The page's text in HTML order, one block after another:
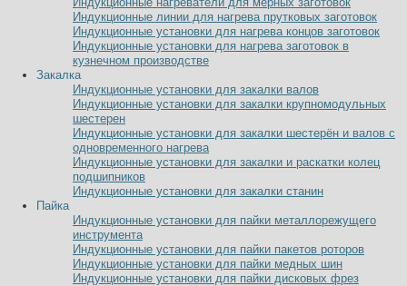
Индукционные линии для нагрева прутковых заготовок
Индукционные установки для нагрева концов заготовок
Индукционные установки для нагрева заготовок в
кузнечном производстве
Закалка
Индукционные установки для закалки валов
Индукционные установки для закалки крупномодульных
шестерен
Индукционные установки для закалки шестерён и валов с
одновременного нагрева
Индукционные установки для закалки и раскатки колец
подшипников
Индукционные установки для закалки станин
Пайка
Индукционные установки для пайки металлорежущего
инструмента
Индукционные установки для пайки пакетов роторов
Индукционные установки для пайки медных шин
Индукционные установки для пайки дисковых фрез